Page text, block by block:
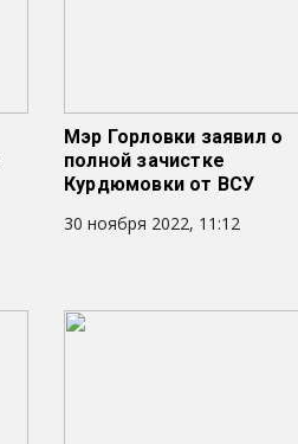
Мэр Горловки заявил о
полной зачистке
Курдюмовки от ВСУ
30 ноября 2022, 11:12